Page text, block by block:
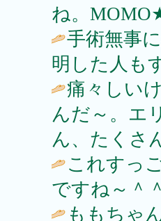
ね。
手術無事
明した人も
痛々しい
んだ～。エ
ん、たくさ
これすっ
ですね～＾
ももちゃ